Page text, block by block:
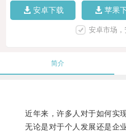
安卓下载 苹果
安卓市场
简介
近年来，许多人对于如何实现
无论是对于个人发展还是企